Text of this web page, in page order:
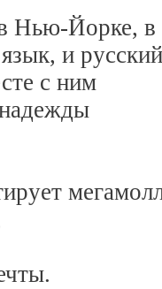
Нью-Йорке, в
и
с ним